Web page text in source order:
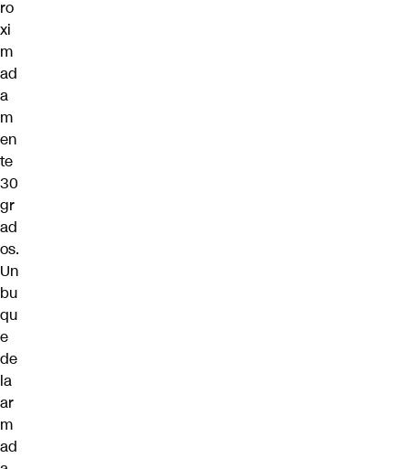
ro
xi
m
ad
a
m
en
te
30
gr
ad
os.
Un
bu
qu
e
de
la
ar
m
ad